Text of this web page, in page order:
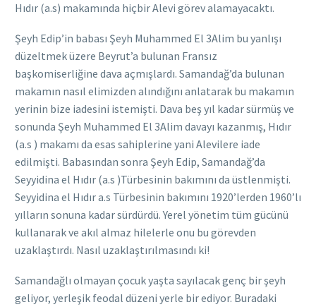
Hıdır (a.s) makamında hiçbir Alevi görev alamayacaktı.
Şeyh Edip’in babası Şeyh Muhammed El 3Alim bu yanlışı
düzeltmek üzere Beyrut’a bulunan Fransız
başkomiserliğine dava açmışlardı. Samandağ’da bulunan
makamın nasıl elimizden alındığını anlatarak bu makamın
yerinin bize iadesini istemişti. Dava beş yıl kadar sürmüş ve
sonunda Şeyh Muhammed El 3Alim davayı kazanmış, Hıdır
(a.s ) makamı da esas sahiplerine yani Alevilere iade
edilmişti. Babasından sonra Şeyh Edip, Samandağ’da
Seyyidina el Hıdır (a.s )Türbesinin bakımını da üstlenmişti.
Seyyidina el Hıdır a.s Türbesinin bakımını 1920’lerden 1960’lı
yılların sonuna kadar sürdürdü. Yerel yönetim tüm gücünü
kullanarak ve akıl almaz hilelerle onu bu görevden
uzaklaştırdı. Nasıl uzaklaştırılmasındı ki!
Samandağlı olmayan çocuk yaşta sayılacak genç bir şeyh
geliyor, yerleşik feodal düzeni yerle bir ediyor. Buradaki